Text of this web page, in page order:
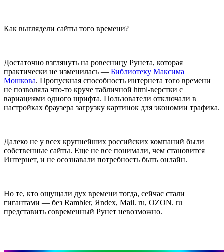
Как выглядели сайты того времени?
Достаточно взглянуть на ровесницу Рунета, которая
практически не изменилась — Библиотеку Максима
Мошкова. Пропускная способность интернета того времени
не позволяла что-то круче табличной html-верстки с
вариациями одного шрифта. Пользователи отключали в
настройках браузера загрузку картинок для экономии трафика.
Далеко не у всех крупнейших российских компаний были
собственные сайты. Еще не все понимали, чем становится
Интернет, и не осознавали потребность быть онлайн.
Но те, кто ощущали дух времени тогда, сейчас стали
гигантами — без Rambler, Яndex, Mail. ru, OZON. ru
представить современный Рунет невозможно.